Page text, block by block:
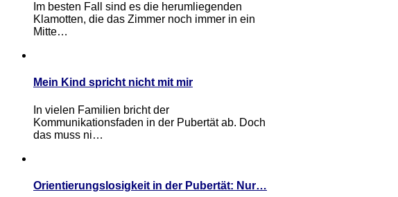
Im besten Fall sind es die herumliegenden
Klamotten, die das Zimmer noch immer in ein
Mitte…
Mein Kind spricht nicht mit mir
In vielen Familien bricht der
Kommunikationsfaden in der Pubertät ab. Doch
das muss ni…
Orientierungslosigkeit in der Pubertät: Nur…